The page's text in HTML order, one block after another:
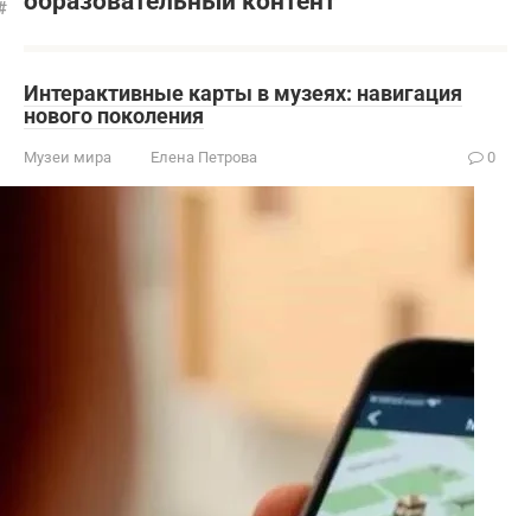
Интерактивные карты в музеях: навигация
нового поколения
Музеи мира Елена Петрова 0